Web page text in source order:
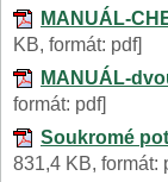
MANUÁL-
KB, formát: pdf]
MANUÁL-
formát: pdf]
Soukromé
831,4 KB, formát: